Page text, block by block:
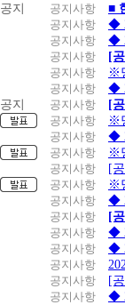
공지
공지사항
■
공지사항
◆
공지사항
◆
공지사항
[
공지사항
※
공지사항
◆
공지
공지사항
[
공지사항
※
공지사항
◆
공지사항
※
공지사항
[
공지사항
※
공지사항
◆
공지사항
[
공지사항
◆
공지사항
◆
공지사항
공지사항
[
공지사항
◆